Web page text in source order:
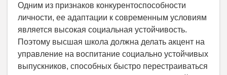
Одним из признаков конкурентоспособности
личности, ее адаптации к современным условиям
является высокая социальная устойчивость.
Поэтому высшая школа должна делать акцент на
управление на воспитание социально устойчивых
выпускников, способных быстро перестраиваться